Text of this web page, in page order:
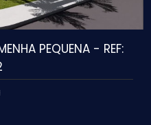
PEQUENA - REF: